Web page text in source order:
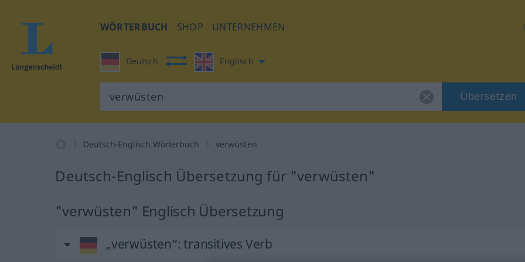
WÖRTERBUCH SHOP UNTERNEHMEN
Deutsch Englisch
Übersetzen
Deutsch-Englisch Wörterbuch verwüsten
Deutsch-Englisch Übersetzung für "verwüsten"
"verwüsten" Englisch Übersetzung
„verwüsten“: transitives Verb